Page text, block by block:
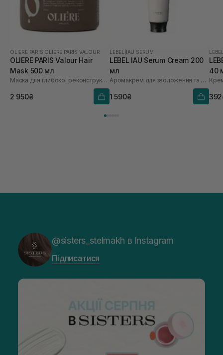
OLIERE PARIS OLIERE PARIS VALOUR
OLIERE PARIS Valour Hair
Mask 500 мл
Маска для глибокої реконструкції і зміцнення волосся
2 950₴
LEBEL IAU SERUM
LEBEL IAU Serum Cream 200
мл
Аромакрем для зволоження та розгладження волосся
1 590₴
40
@sisters_stelmakh в Instagram
Підписатися